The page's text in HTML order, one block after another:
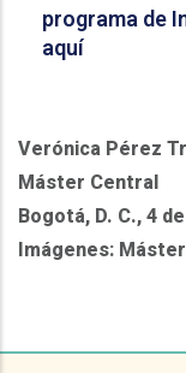
programa de
aquí
Verónica Pérez
Máster Central
Bogotá, D. C., 4
Imágenes: